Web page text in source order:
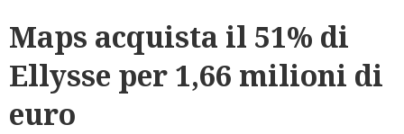
Maps acquista il 51% di
Ellysse per 1,66 milioni di
euro